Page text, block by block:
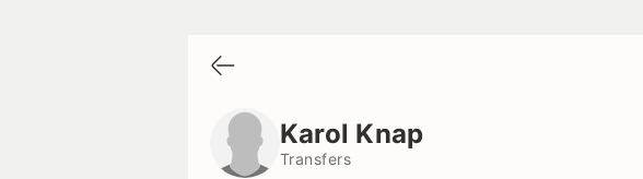
Karol Knap
Transfers